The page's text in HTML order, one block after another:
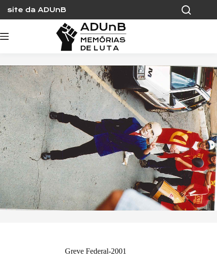
content
site da ADUnB
Greve Federal-2001